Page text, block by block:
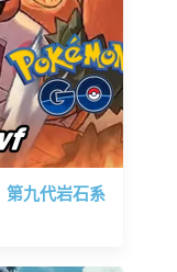
第九代岩石系